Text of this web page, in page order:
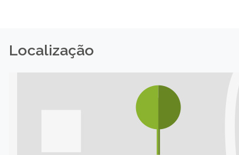
Localização